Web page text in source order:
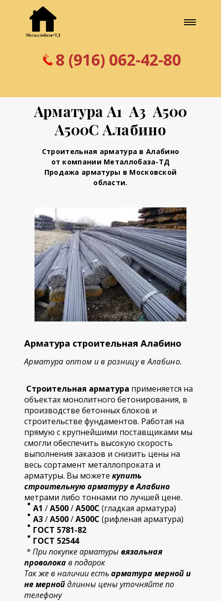
8 (916) 062-42-80
Арматура А1 А3 А500
А500С Алабино
Строительная арматура в Алабино
от компании Металлобаза-ТД
Продажа арматуры в Московской
области.
Арматура строительная Алабино
Арматура оптом и в розницу в Алабино.
Строительная арматура применяется на
объектах монолитного бетонирования, в
производстве бетонных блоков и
строительстве фундаментов. Работая на
прямую с крупнейшими поставщиками мы
смогли обеспечить высокую скорость
выполнения заказов и снизить цены на
весь сортамент металлопроката и
арматуры. Вы можете купить
строительнуюарматуру в Алабино
метрами либо тоннами по лучшей цене.
А1 /А500/А500С (гладкая арматура)
А3/А500/А500С (рифленая арматура)
ГОСТ 5781-82
ГОСТ 52544
* При покупке арматуры вязальная
проволокав подарок
Так же в наличии естьарматура мерной и
не мернойдлинны цены уточняйте по
телефону